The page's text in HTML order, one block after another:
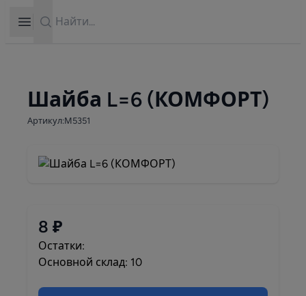
Open sidebar
Шайба L=6 (КОМФОРТ)
Артикул:М5351
8 ₽
Остатки:
Основной склад: 10